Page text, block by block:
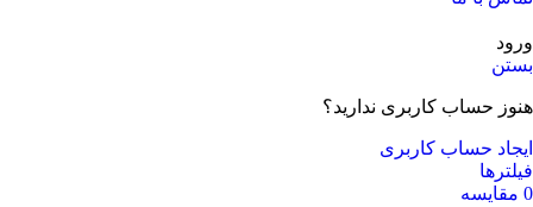
ورود
بستن
هنوز حساب کاربری ندارید؟
ایجاد حساب کاربری
فیلترها
0 مقایسه